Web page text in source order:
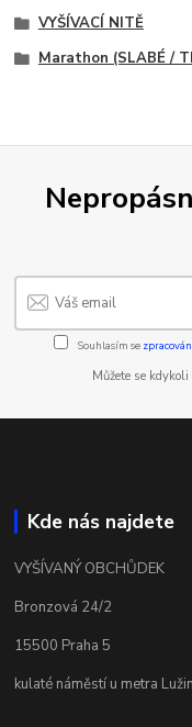
VYŠÍVACÍ NITĚ
Marathon (SLABÉ /
Souhlasím se
Můžete se
Kde nás najdete
VYŠÍVANÝ OBCHŮDEK
Bronzová 24/2
15500 Praha 5
kulaté náměstí u metra